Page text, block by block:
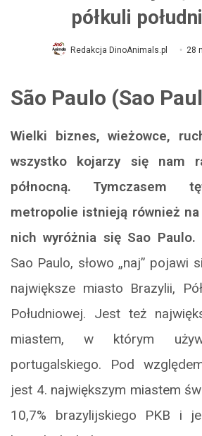
półkuli
Redakcja DinoAnimals.pl 28
São Paulo (Sao
Wielki biznes, wieżowce,
wszystko kojarzy się nam
północną. Tymczasem
metropolie istnieją również na
nich wyróżnia się Sao Paulo.
Sao Paulo, słowo „naj” pojawi
największe miasto Brazylii,
Południowej. Jest też
miastem, w którym
portugalskiego. Pod
jest 4. największym miastem
10,7% brazylijskiego PKB i